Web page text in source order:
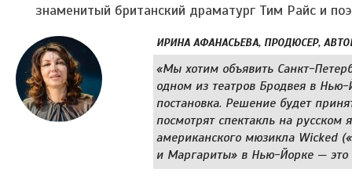
знаменитый британский драматург Тим Райс и
ИРИНА АФАНАСЬЕВА, ПРОДЮСЕР,
«Мы хотим объявить Санкт-
одном из театров Бродвея в
постановка. Решение будет
посмотрят спектакль на
американского мюзикла Wicked
и Маргариты» в Нью-Йорке — это